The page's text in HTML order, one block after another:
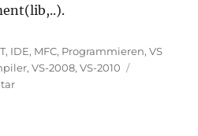
, IDE, MFC, Programmieren,VS
,VS-2008,VS-2010
zu